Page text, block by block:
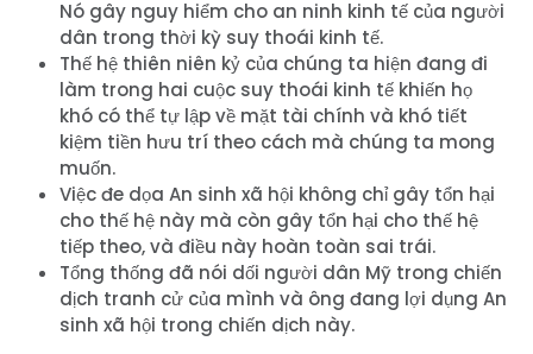
Shop
Take Back the Courts
Làm việc với chúng tôi
Nhấn
Bữa tiệc của bạn
Nó gây nguy hiểm cho an ninh kinh tế của người
dân trong thời kỳ suy thoái kinh tế.
Thế hệ thiên niên kỷ của chúng ta hiện đang đi
làm trong hai cuộc suy thoái kinh tế khiến họ
khó có thể tự lập về mặt tài chính và khó tiết
kiệm tiền hưu trí theo cách mà chúng ta mong
muốn.
Việc đe dọa An sinh xã hội không chỉ gây tổn hại
cho thế hệ này mà còn gây tổn hại cho thế hệ
tiếp theo, và điều này hoàn toàn sai trái.
Tổng thống đã nói dối người dân Mỹ trong chiến
dịch tranh cử của mình và ông đang lợi dụng An
sinh xã hội trong chiến dịch này.